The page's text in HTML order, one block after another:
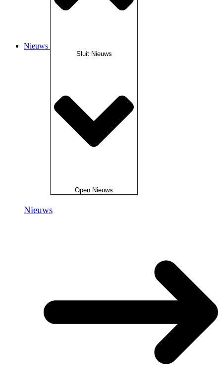
Nieuws
Sluit Nieuws
Open Nieuws
Nieuws